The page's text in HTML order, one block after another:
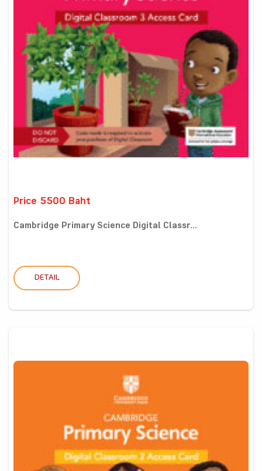
Price 5500 Baht
Cambridge Primary Science Digital Classr...
DETAIL